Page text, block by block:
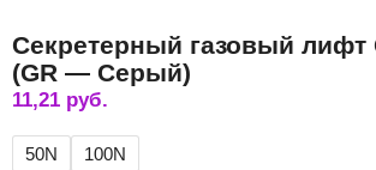
Секретерный газовый лифт
(GR — Серый)
11,21 руб.
50N 100N